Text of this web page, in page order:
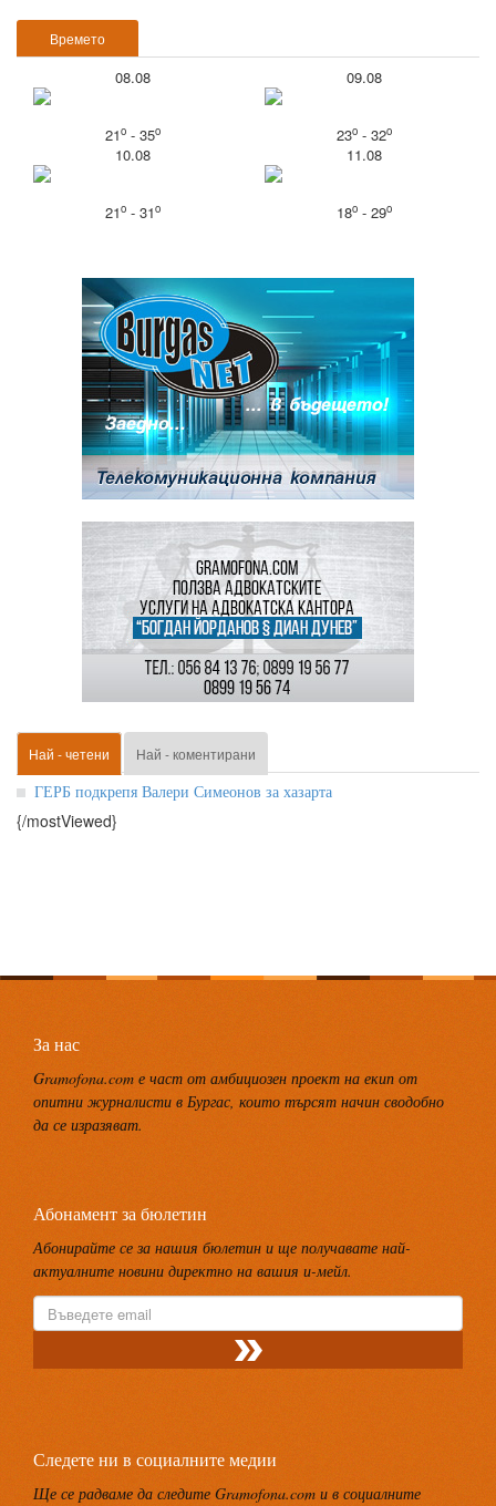
Времето
08.08
21o- 35o
09.08
23o- 32o
10.08
21o- 31o
11.08
18o- 29o
Най - четени Най - коментирани
ГЕРБ подкрепя Валери Симеонов за хазарта
{/mostViewed}
За нас
Gramofona.com е част от амбициозен проект на екип от
опитни журналисти в Бургас, които търсят начин сводобно
да се изразяват.
Абонамент за бюлетин
Абонирайте се за нашия бюлетин и ще получавате най-
актуалните новини директно на вашия и-мейл.
Следете ни в социалните медии
Ще се радваме да следите Gramofona.com и в социалните